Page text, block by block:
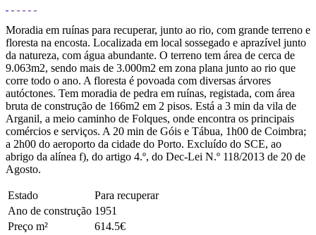
Moradia em ruínas para recuperar, junto ao rio, com grande terreno e
floresta na encosta. Localizada em local sossegado e aprazível junto
da natureza, com água abundante. O terreno tem área de cerca de
9.063m2, sendo mais de 3.000m2 em zona plana junto ao rio que
corre todo o ano. A floresta é povoada com diversas árvores
autóctones. Tem moradia de pedra em ruínas, registada, com área
bruta de construção de 166m2 em 2 pisos. Está a 3 min da vila de
Arganil, a meio caminho de Folques, onde encontra os principais
comércios e serviços. A 20 min de Góis e Tábua, 1h00 de Coimbra;
a 2h00 do aeroporto da cidade do Porto. Excluído do SCE, ao
abrigo da alínea f), do artigo 4.º, do Dec-Lei N.º 118/2013 de 20 de
Agosto.
Estado
Para recuperar
Ano de construção 1951
Preço m²
614.5€